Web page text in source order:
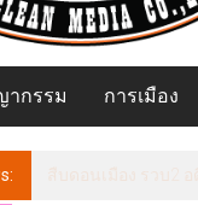
ากรรม การเมือง